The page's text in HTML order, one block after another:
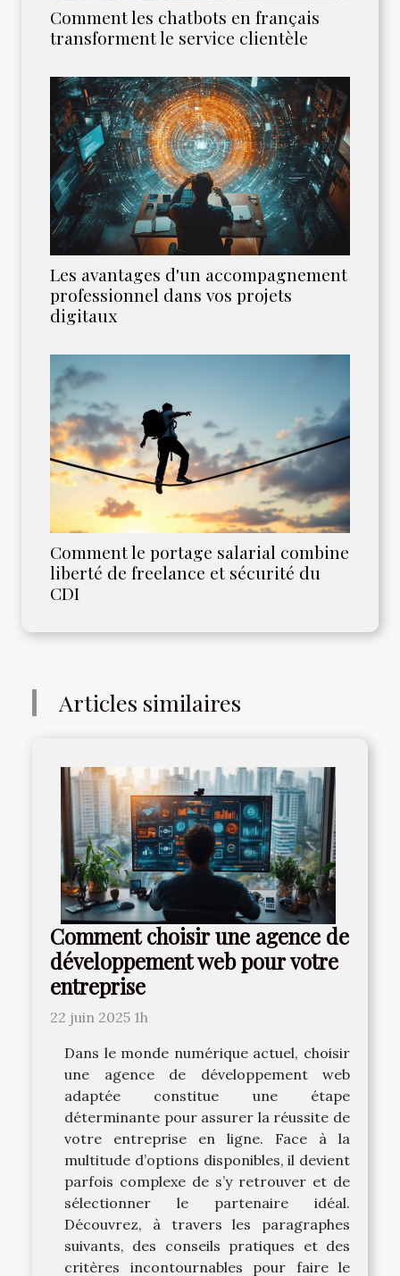
Comment les chatbots en français
transforment le service clientèle
Les avantages d'un accompagnement
professionnel dans vos projets
digitaux
Comment le portage salarial combine
liberté de freelance et sécurité du
CDI
Articles similaires
Comment choisir une agence de
développement web pour votre
entreprise
22 juin 2025 1h
Dans le monde numérique actuel, choisir
une agence de développement web
adaptée constitue une étape
déterminante pour assurer la réussite de
votre entreprise en ligne. Face à la
multitude d’options disponibles, il devient
parfois complexe de s’y retrouver et de
sélectionner le partenaire idéal.
Découvrez, à travers les paragraphes
suivants, des conseils pratiques et des
critères incontournables pour faire le